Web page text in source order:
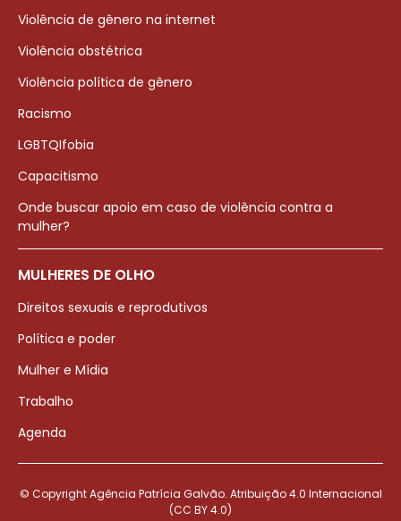
Violência de gênero na internet
Violência obstétrica
Violência política de gênero
Racismo
LGBTQIfobia
Capacitismo
Onde buscar apoio em caso de violência contra a
mulher?
MULHERES DE OLHO
Direitos sexuais e reprodutivos
Política e poder
Mulher e Mídia
Trabalho
Agenda
© Copyright Agência Patrícia Galvão. Atribuição 4.0 Internacional
(CC BY 4.0)